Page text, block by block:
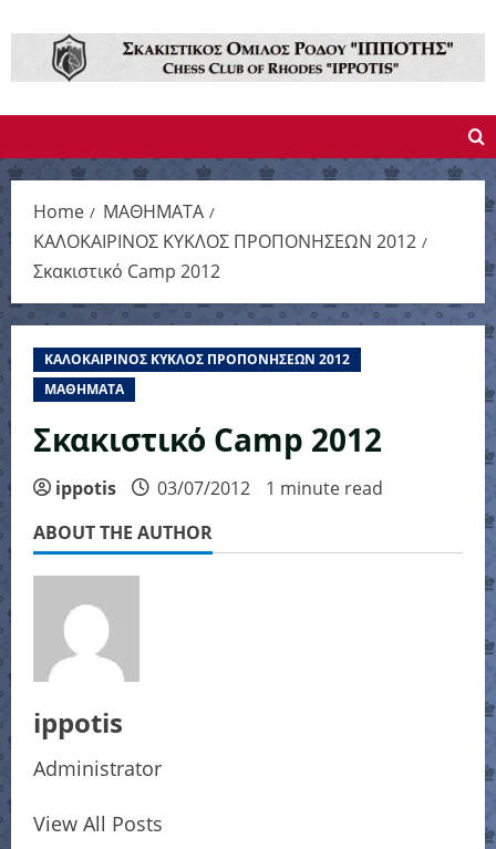
content
Home
ΜΑΘΗΜΑΤΑ
ΚΑΛΟΚΑΙΡΙΝΟΣ ΚΥΚΛΟΣ ΠΡΟΠΟΝΗΣΕΩΝ 2012
Σκακιστικό Camp 2012
ΚΑΛΟΚΑΙΡΙΝΟΣ ΚΥΚΛΟΣ ΠΡΟΠΟΝΗΣΕΩΝ 2012
ΜΑΘΗΜΑΤΑ
Σκακιστικό Camp 2012
ippotis 03/07/2012
1 minute read
ABOUT THE AUTHOR
ippotis
Administrator
View All Posts